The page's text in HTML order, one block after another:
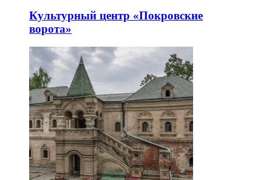
Культурный центр «Покровские
ворота»